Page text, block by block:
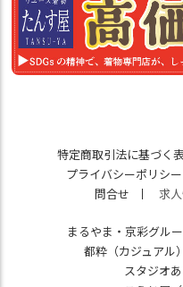
特定商取引法に基づく
プライバシーポリシー
問合せ
求
まるやま・京彩グル
都粋（カジュアル）
スタジオ